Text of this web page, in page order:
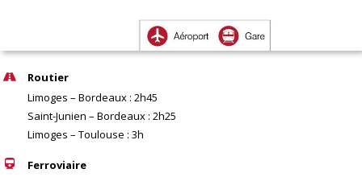
Routier
Limoges – Bordeaux : 2h45
Saint-Junien – Bordeaux : 2h25
Limoges – Toulouse : 3h
Ferroviaire